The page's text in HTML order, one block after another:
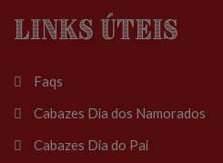
Links Úteis
Faqs
Cabazes Dia dos Namorados
Cabazes Dia do Pai